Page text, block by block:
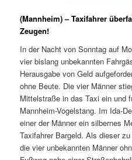
(Mannheim) – Taxifahrer
Zeugen!
In der Nacht von Sonntag auf
vier bislang unbekannten
Herausgabe von Geld
ohne Beute. Die vier Männer
Mittelstraße in das Taxi ein und
Mannheim-Vogelstang. Im Ida-
einer der Männer ein silbernes
Taxifahrer Bargeld. Als dieser
die vier unbekannten Männer